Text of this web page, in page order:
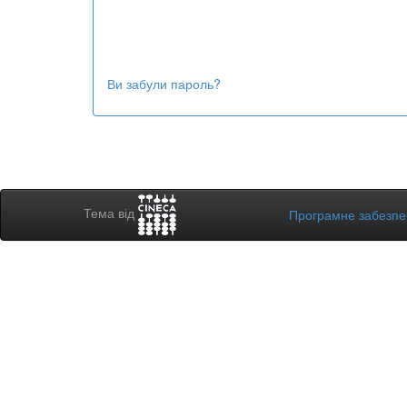
Ви забули пароль?
Тема від Програмне